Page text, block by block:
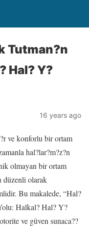
Tutman?n
Hal? Y?
16 years ago
ve konforlu bir ortam
hal?lar?m?z?n
olmayan bir ortam
düzenli olarak
Bu makalede, “Hal?
Halkal? Hal? Y?
ve güven sunaca??